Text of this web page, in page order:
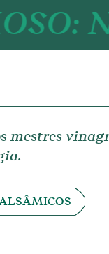
mestres